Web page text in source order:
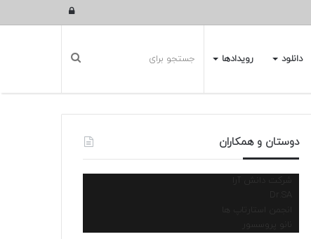
ورود
دانلود رویدادها
دوستان و همکاران
شرکت دانش آرا
انجمن استارتاپ ها
نانو پروسسور